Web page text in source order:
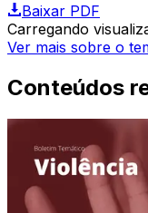
Baixar PDF
Carregando
Ver mais sobre o
Conteúdos